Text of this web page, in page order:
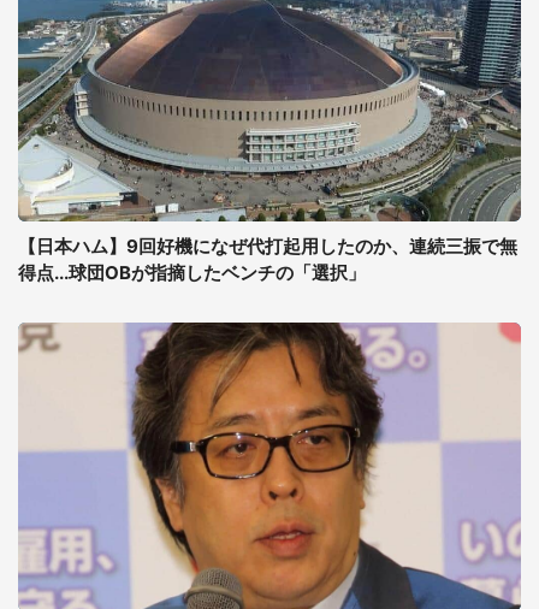
【日本ハム】9回好機になぜ代打起用したのか、連続三振で無
得点...球団OBが指摘したベンチの「選択」